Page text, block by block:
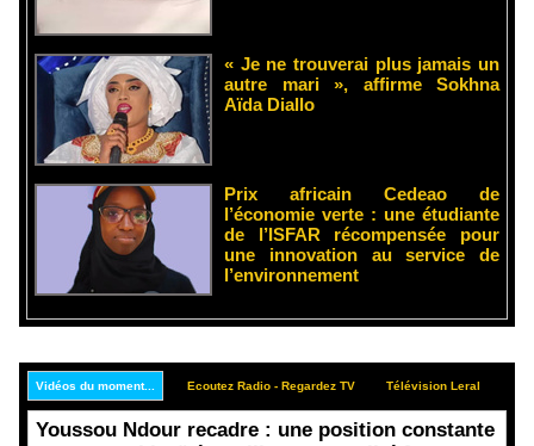
« Je ne trouverai plus jamais un
autre mari », affirme Sokhna
Aïda Diallo
Prix africain Cedeao de
l’économie verte : une étudiante
de l’ISFAR récompensée pour
une innovation au service de
l’environnement
Vidéos du moment... Ecoutez Radio - Regardez TV Télévision Leral
Youssou Ndour recadre : une position constante